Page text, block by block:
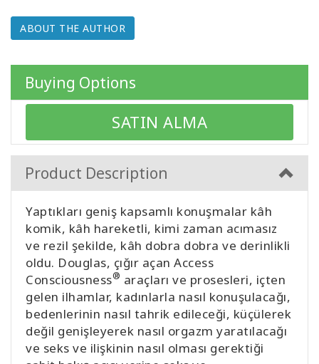
Language
SEARCH
ABOUT THE AUTHOR
Buying Options
SATIN ALMA
Product Description
Yaptıkları geniş kapsamlı konuşmalar kâh
komik, kâh hareketli, kimi zaman acımasız
ve rezil şekilde, kâh dobra dobra ve derinlikli
oldu. Douglas, çığır açan Access
Consciousness® araçları ve prosesleri, içten
gelen ilhamlar, kadınlarla nasıl konuşulacağı,
bedenlerinin nasıl tahrik edileceği, küçülerek
değil genişleyerek nasıl orgazm yaratılacağı
ve seks ve ilişkinin nasıl olması gerektiği